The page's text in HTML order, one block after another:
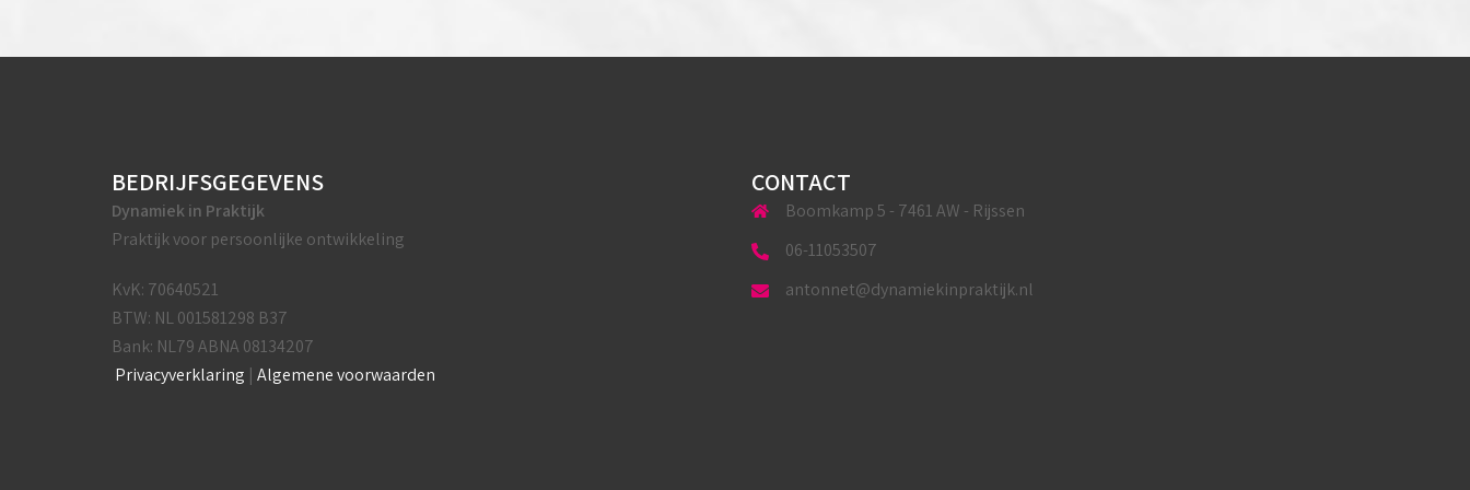
BEDRIJFSGEGEVENS
Dynamiek in Praktijk
Praktijk voor persoonlijke ontwikkeling
KvK: 70640521
BTW: NL 001581298 B37
Bank: NL79 ABNA 08134207
Privacyverklaring | Algemene voorwaarden
CONTACT
Boomkamp 5 - 7461 AW - Rijssen
06-11053507
antonnet@dynamiekinpraktijk.nl